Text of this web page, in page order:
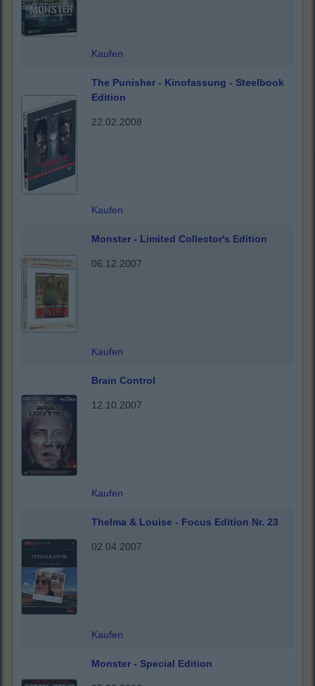
Kaufen
The Punisher - Kinofassung - Steelbook
Edition
22.02.2008
Kaufen
Monster - Limited Collector's Edition
06.12.2007
Kaufen
Brain Control
12.10.2007
Kaufen
Thelma & Louise - Focus Edition Nr. 23
02.04.2007
Kaufen
Monster - Special Edition